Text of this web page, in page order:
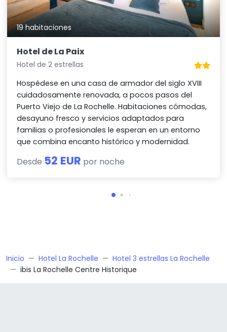
19 habitaciones
Hotel de La Paix
Hotel de 2 estrellas
Hospédese en una casa de armador del siglo XVIII
cuidadosamente renovada, a pocos pasos del
Puerto Viejo de La Rochelle. Habitaciones cómodas,
desayuno fresco y servicios adaptados para
familias o profesionales le esperan en un entorno
que combina encanto histórico y modernidad.
Desde 52 EUR por noche
Inicio Hotel La Rochelle
Hotel 3 estrellas La Rochelle
ibis La Rochelle Centre Historique